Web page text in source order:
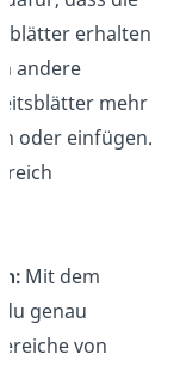
erhalten
andere
mehr
oder einfügen.
Mit dem
genau
von